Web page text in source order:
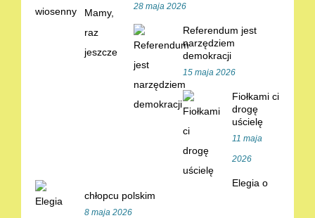
28 maja 2026
Referendum jest
narzędziem
demokracji
15 maja 2026
Fiołkami ci
drogę
uścielę
11 maja
2026
Elegia o
chłopcu polskim
8 maja 2026